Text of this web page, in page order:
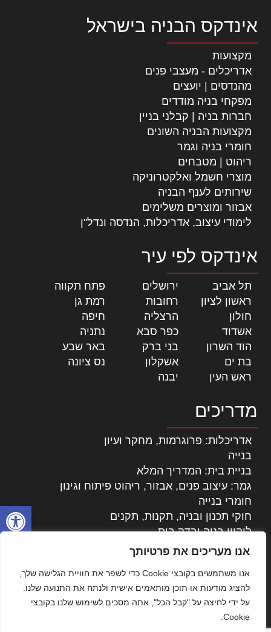
פתח
אנו מעריכים את פרטיותך
אנו משתמשים בקובצי Cookie כדי לשפר את חוויית הגלישה שלך,
להציג מודעות או תוכן מותאמים אישית ולנתח את התנועה שלנו.
על ידי לחיצה על "קבל הכל", אתה מסכים לשימוש שלנו בקובצי
Cookie.
אינדקס הבניה בישראל
מקצועות
אדריכלים - מעצבי פנים
מהנדסים | יועצים
מפקחי בניה מודדים
חברות בניה | קבלני בניין
מקצועות הבניה השונים
חומרי בניה וגמר
ריהוט | מטבחים
מוצרי חשמל ואלקטרוניקה
שירותים לענף הבניה
אבזור ומוצרים משלימים
לימודי עיצוב, אדריכלות, הנדסה ונדל"ן
אינדקס לפי עיר
תל אביב ירושלים פתח תקווה
ראשון לציון
רחובות רמת גן
חולון
הרצליה חיפה
אשדוד
כפר סבא נתניה
הוד השרון
בני ברק באר שבע
בת ים
אשקלון נס ציונה
ראש העין
יבנה
מדריכים
אדריכלות: פרוגרמות, מחקר ועיון
בנייה
בניית בית: המדריך המלא
גמר: עיצוב פנים, אבזור, ריהוט פיתוח וגינון
חומרי בנייה
חוקי תכנון ובניה, תקנות, תקנים
ליקויי בניה ובדק בית
נדל"ן: זכויות, אגרות ועסקאות
עקרונות ניהול אחזקה מתקדמות
צילום אדריכלי
שיווק נדלן
שיטות בניה: מפרטים והמלצות